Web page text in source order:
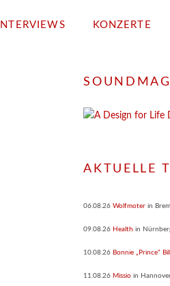
INTERVIEWS KONZERTE
AKTUELLE
06.08.26Wolfmoter in
09.08.26 Health in
10.08.26 Bonnie „Prince“
11.08.26 Missio in